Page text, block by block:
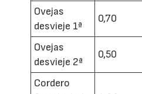
Ovejas
desvieje 1ª
0,70
Ovejas
desvieje 2ª
0,50
Cordero